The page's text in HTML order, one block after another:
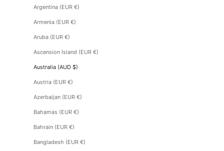
Argentina (EUR €)
Armenia (EUR €)
Aruba (EUR €)
Ascension Island (EUR €)
Australia (AUD $)
Austria (EUR €)
Azerbaijan (EUR €)
Bahamas (EUR €)
Bahrain (EUR €)
Bangladesh (EUR €)